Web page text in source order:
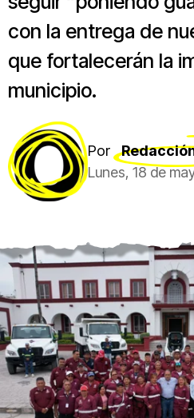
con la entrega de
que fortalecerán la
municipio.
Por
Lunes, 18 de